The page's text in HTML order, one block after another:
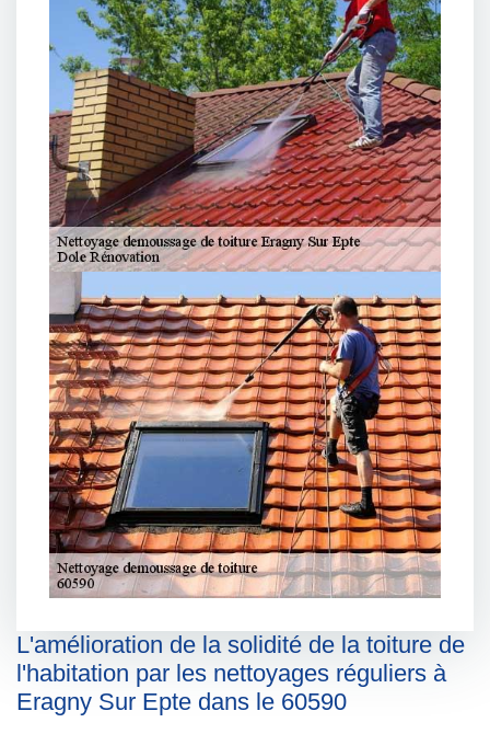
L'amélioration de la solidité de la toiture de
l'habitation par les nettoyages réguliers à
Eragny Sur Epte dans le 60590